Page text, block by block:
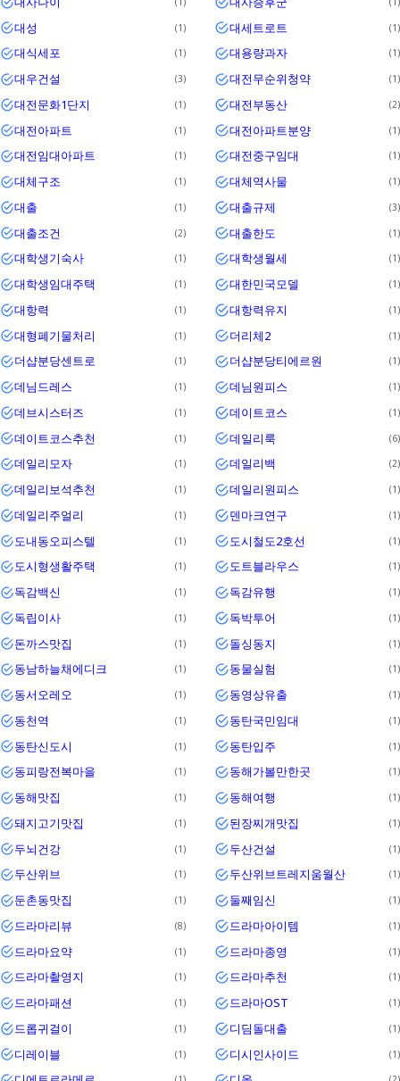
대성 1 대세트로트 1
대식세포 1 대용량과자 1
대우건설 3 대전무순위청약 1
대전문화1단지 1 대전부동산 2
대전아파트 1 대전아파트분양 1
대전임대아파트 1 대전중구임대 1
대체구조 1 대체역사물 1
대출 1 대출규제 3
대출조건 2 대출한도 1
대학생기숙사 1 대학생월세 1
대학생임대주택 1 대한민국모델 1
대항력 1 대항력유지 1
대형폐기물처리 1 더리체2 1
더샵분당센트로 1 더샵분당티에르원 1
데님드레스 1 데님원피스 1
데브시스터즈 1 데이트코스 1
데이트코스추천 1 데일리룩 6
데일리모자 1 데일리백 2
데일리보석추천 1 데일리원피스 1
데일리주얼리 1 덴마크연구 1
도내동오피스텔 1 도시철도2호선 1
도시형생활주택 1 도트블라우스 1
독감백신 1 독감유행 1
독립이사 1 독박투어 1
돈까스맛집 1 돌싱동지 1
동남하늘채에디크 1 동물실험 1
동서오레오 1 동영상유출 1
동천역 1 동탄국민임대 1
동탄신도시 1 동탄입주 1
동피랑전복마을 1 동해가볼만한곳 1
동해맛집 1 동해여행 1
돼지고기맛집 1 된장찌개맛집 1
두뇌건강 1 두산건설 1
두산위브 1 두산위브트레지움월산 1
둔촌동맛집 1 둘째임신 1
드라마리뷰 8 드라마아이템 1
드라마요약 1 드라마종영 1
드라마촬영지 1 드라마추천 1
드라마패션 1 드라마OST 1
드롭귀걸이 1 디딤돌대출 1
디레이블 1 디시인사이드 1